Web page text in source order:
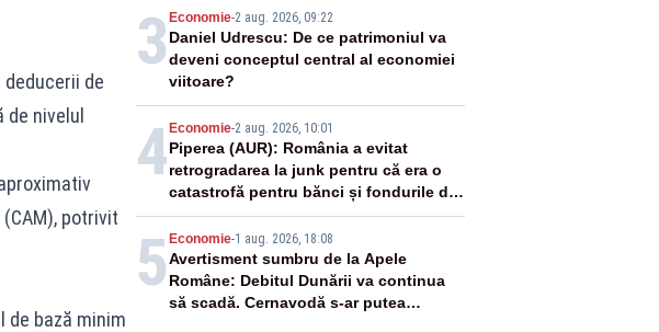
de
de nivelul
potrivit
de bază minim
3 Economie-2 aug. 2026, 09:22
Daniel Udrescu: De ce patrimoniul va
deveni conceptul central al economiei
viitoare?
4Economie-2 aug. 2026, 10:01
Piperea (AUR): România a evitat
retrogradarea la junk pentru că era o
catastrofă pentru bănci și fondurile de
pensii
5 Economie-1 aug. 2026, 18:08
Avertisment sumbru de la Apele
Române: Debitul Dunării va continua
să scadă. Cernavodă s-ar putea